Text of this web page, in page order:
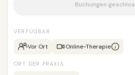
Buchungen
VERFÜGBAR
Vor Ort Online-Therapie
ORT DER PRAXIS